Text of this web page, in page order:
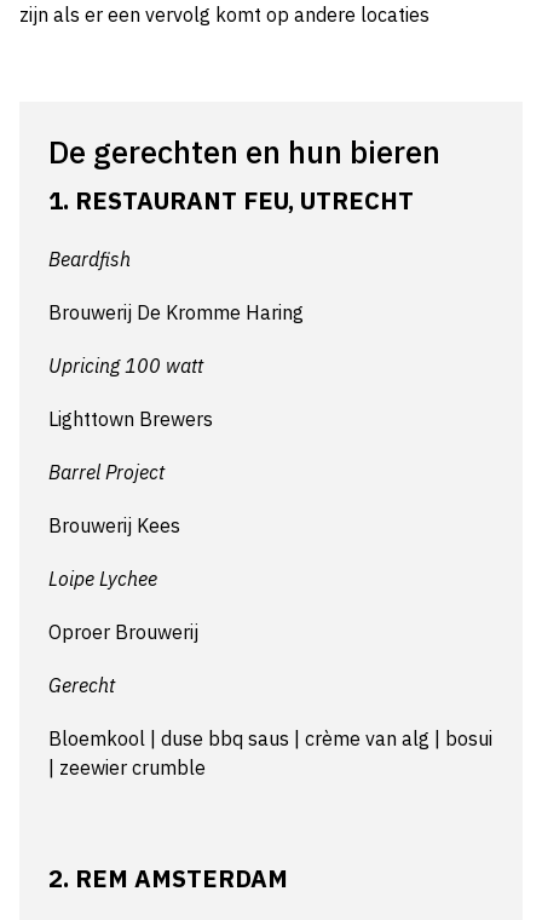
zijn als er een vervolg komt op andere locaties
De gerechten en hun bieren
1. RESTAURANT FEU, UTRECHT
Beardfish
Brouwerij De Kromme Haring
Upricing 100 watt
Lighttown Brewers
Barrel Project
Brouwerij Kees
Loipe Lychee
Oproer Brouwerij
Gerecht
Bloemkool | duse bbq saus | crème van alg | bosui
| zeewier crumble
2. REM AMSTERDAM